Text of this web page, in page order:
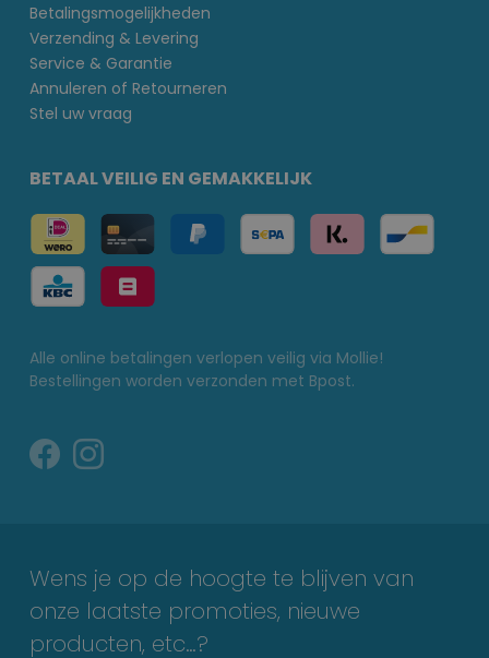
Betalingsmogelijkheden
Verzending & Levering
Service & Garantie
Annuleren of Retourneren
Stel uw vraag
BETAAL VEILIG EN GEMAKKELIJK
Alle online betalingen verlopen veilig via Mollie!
Bestellingen worden verzonden met Bpost.
Wens je op de hoogte te blijven van
onze laatste promoties, nieuwe
producten, etc…?